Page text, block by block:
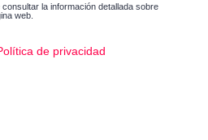
consultar la información detallada sobre
web.
de privacidad